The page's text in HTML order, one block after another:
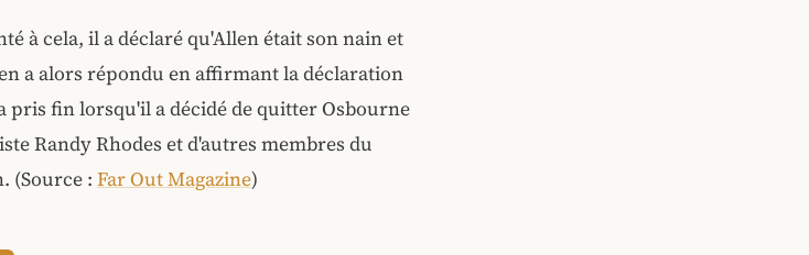
à cela, il a déclaré qu'Allen était son nain et
a alors répondu en affirmant la déclaration
pris fin lorsqu'il a décidé de quitter Osbourne
Randy Rhodes et d'autres membres du
(Source : Far Out Magazine)